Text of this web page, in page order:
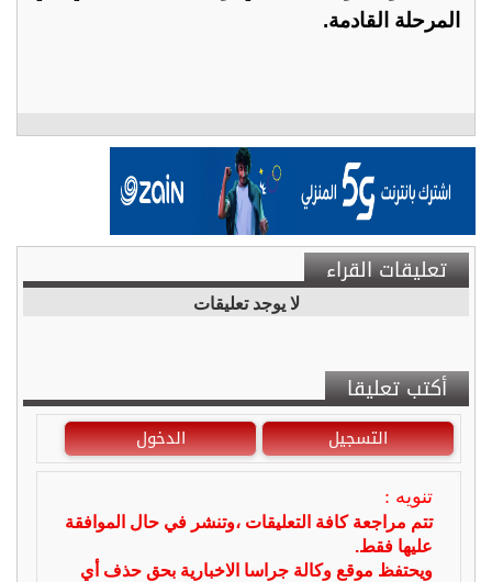
المرحلة القادمة.
تعليقات القراء
لا يوجد تعليقات
أكتب تعليقا
التسجيل الدخول
تنويه :
تتم مراجعة كافة التعليقات ،وتنشر في حال الموافقة
عليها فقط.
ويحتفظ موقع وكالة جراسا الاخبارية بحق حذف أي